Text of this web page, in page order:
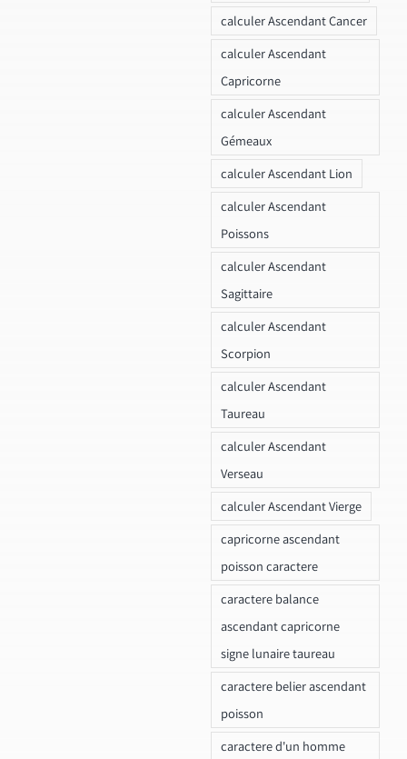
calculer Ascendant Cancer
calculer Ascendant
Capricorne
calculer Ascendant
Gémeaux
calculer Ascendant Lion
calculer Ascendant
Poissons
calculer Ascendant
Sagittaire
calculer Ascendant
Scorpion
calculer Ascendant
Taureau
calculer Ascendant
Verseau
calculer Ascendant Vierge
capricorne ascendant
poisson caractere
caractere balance
ascendant capricorne
signe lunaire taureau
caractere belier ascendant
poisson
caractere d'un homme